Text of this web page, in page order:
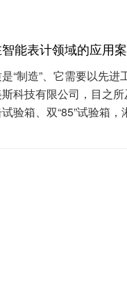
能表计领域的应用
“制造”、它需要以先进
科技有限公司，目之
验箱、双“85”试验箱，